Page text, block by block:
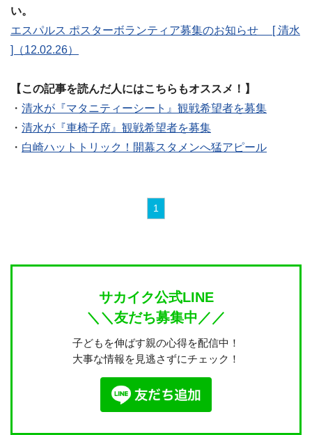
い。
エスパルス ポスターボランティア募集のお知らせ [ 清水
]（12.02.26）
【この記事を読んだ人にはこちらもオススメ！】
・ 清水が『マタニティーシート』観戦希望者を募集
・ 清水が『車椅子席』観戦希望者を募集
・ 白崎ハットトリック！開幕スタメンへ猛アピール
1
サカイク公式LINE
＼＼友だち募集中／／
子どもを伸ばす親の心得を配信中！
大事な情報を見逃さずにチェック！